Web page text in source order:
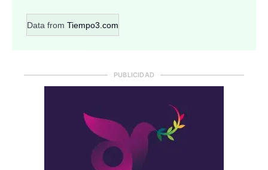
Data from Tiempo3.com
PUBLICIDAD